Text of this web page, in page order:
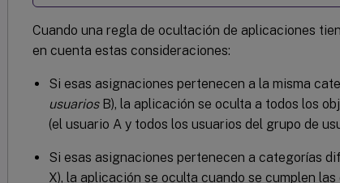
Cuando una regla de ocultación de aplicaciones
en cuenta estas consideraciones:
Si esas asignaciones pertenecen a la misma
usuariosB), la aplicación se oculta a todos los
(el usuario A y todos los usuarios del grupo de
Si esas asignaciones pertenecen a categorías
X), la aplicación se oculta cuando se cumplen